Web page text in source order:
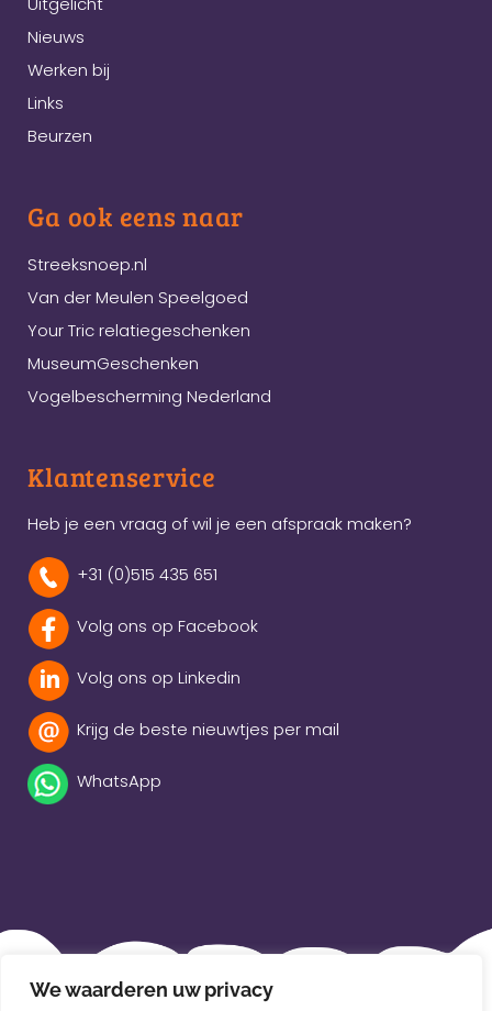
We waarderen uw privacy
Nieuws
Werken bij
Links
Beurzen
Ga ook eens naar
Streeksnoep.nl
Van der Meulen Speelgoed
Your Tric relatiegeschenken
MuseumGeschenken
Vogelbescherming Nederland
Klantenservice
Heb je een vraag of wil je een afspraak maken?
+31 (0)515 435 651
Volg ons op Facebook
Volg ons op Linkedin
Krijg de beste nieuwtjes per mail
WhatsApp
Beleidsverklaring